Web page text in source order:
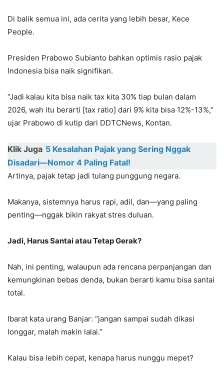
Di balik semua ini, ada cerita yang lebih besar, Kece
People.
Presiden Prabowo Subianto bahkan optimis rasio pajak
Indonesia bisa naik signifikan.
“Jadi kalau kita bisa naik tax kita 30% tiap bulan dalam
2026, wah itu berarti [tax ratio] dari 9% kita bisa 12%-13%,”
ujar Prabowo di kutip dari DDTCNews, Kontan.
Klik Juga 5 Kesalahan Pajak yang Sering Nggak
Disadari—Nomor 4 Paling Fatal!
Artinya, pajak tetap jadi tulang punggung negara.
Makanya, sistemnya harus rapi, adil, dan—yang paling
penting—nggak bikin rakyat stres duluan.
Jadi, Harus Santai atau Tetap Gerak?
Nah, ini penting, walaupun ada rencana perpanjangan dan
kemungkinan bebas denda, bukan berarti kamu bisa santai
total.
Ibarat kata urang Banjar: “jangan sampai sudah dikasi
longgar, malah makin lalai.”
Kalau bisa lebih cepat, kenapa harus nunggu mepet?